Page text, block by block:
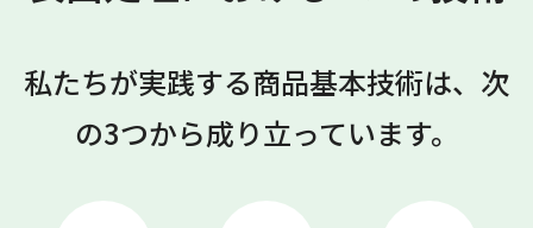
私たちが実践する商品基本技術は、次
の3つから成り立っています。